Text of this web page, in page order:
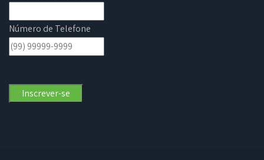
Número de Telefone